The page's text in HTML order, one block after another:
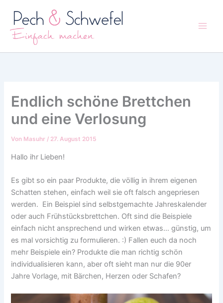
Inhalt
springen
Endlich schöne Brettchen
und eine Verlosung
Von Masuhr / 27. August 2015
Hallo ihr Lieben!
Es gibt so ein paar Produkte, die völlig in ihrem eigenen
Schatten stehen, einfach weil sie oft falsch angepriesen
werden. Ein Beispiel sind selbstgemachte Jahreskalender
oder auch Frühstücksbrettchen. Oft sind die Beispiele
einfach nicht ansprechend und wirken etwas… günstig, um
es mal vorsichtig zu formulieren. :) Fallen euch da noch
mehr Beispiele ein? Produkte die man richtig schön
individualisieren kann, aber oft sieht man nur die 90er
Jahre Vorlage, mit Bärchen, Herzen oder Schafen?